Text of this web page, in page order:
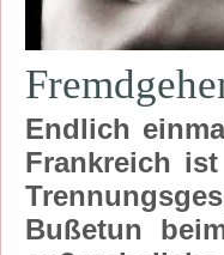
Endlich
Frankreich
Bußetun